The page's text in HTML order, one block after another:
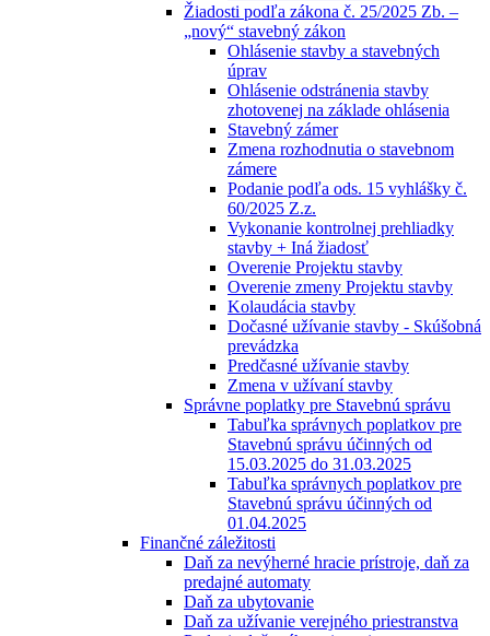
Žiadosti podľa zákona č. 25/2025 Zb. –
„nový“ stavebný zákon
Ohlásenie stavby a stavebných
úprav
Ohlásenie odstránenia stavby
zhotovenej na základe ohlásenia
Stavebný zámer
Zmena rozhodnutia o stavebnom
zámere
Podanie podľa ods. 15 vyhlášky č.
60/2025 Z.z.
Vykonanie kontrolnej prehliadky
stavby + Iná žiadosť
Overenie Projektu stavby
Overenie zmeny Projektu stavby
Kolaudácia stavby
Dočasné užívanie stavby - Skúšobná
prevádzka
Predčasné užívanie stavby
Zmena v užívaní stavby
Správne poplatky pre Stavebnú správu
Tabuľka správnych poplatkov pre
Stavebnú správu účinných od
15.03.2025 do 31.03.2025
Tabuľka správnych poplatkov pre
Stavebnú správu účinných od
01.04.2025
Finančné záležitosti
Daň za nevýherné hracie prístroje, daň za
predajné automaty
Daň za ubytovanie
Daň za užívanie verejného priestranstva